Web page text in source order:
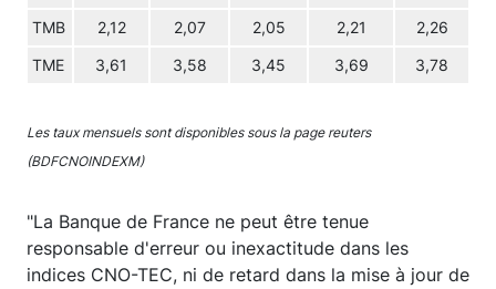
TMB 2,12 2,07 2,05 2,21 2,26
TME 3,61 3,58 3,45 3,69 3,78
Les taux mensuels sont disponibles sous la page reuters
(BDFCNOINDEXM)
"La Banque de France ne peut être tenue
responsable d'erreur ou inexactitude dans les
indices CNO-TEC, ni de retard dans la mise à jour de